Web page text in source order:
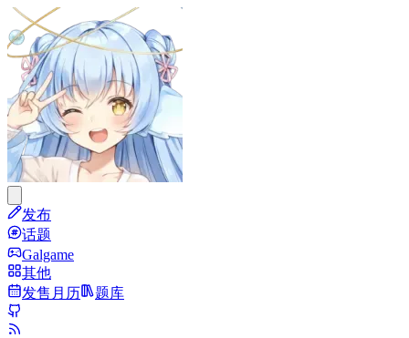
发布
话题
Galgame
其他
发售月历
题库